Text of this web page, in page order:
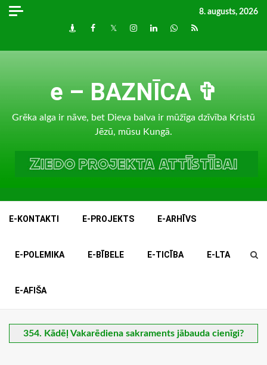
Skip
8. augusts, 2026
DraugiemFacebook
TwitterInstagram
LinkedInwhatsapp
RSS
e – BAZNĪCA ✞
Grēka alga ir nāve, bet Dieva balva ir mūžīga dzīvība Kristū
Jēzū, mūsu Kungā.
E-KONTAKTI E-PROJEKTS E-ARHĪVS
E-POLEMIKA E-BĪBELE E-TICĪBA E-LTA
E-AFIŠA
354. Kādēļ Vakarēdiena sakraments jābauda cienīgi?